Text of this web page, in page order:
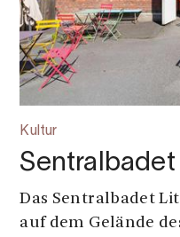
Kultur
Das Sentralbadet
auf dem Gelände